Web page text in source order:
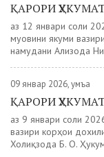
ҚАРОРИ
аз 12 январи соли
муовини якуми
намудани Ализода
09 январ 2026, Ҷумъа
ҚАРОРИ
аз 9 январи соли
вазири корҳои
Холиқзода Б. О.